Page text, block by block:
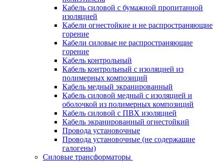
Кабель силовой с бумажной пропитанной
изоляцией
Кабели огнестойкие и не распространяющие
горение
Кабели силовые не распространяющие
горение
Кабель контрольный
Кабель контрольный с изоляцией из
полимерных композиций
Кабель медный экранированный
Кабель силовой медный с изоляцией и
оболочкой из полимерных композиций
Кабель силовой с ПВХ изоляцией
Кабель экранированный огнестойкий
Провода установочные
Провода установочные (не содержащие
галогены)
Силовые трансформаторы